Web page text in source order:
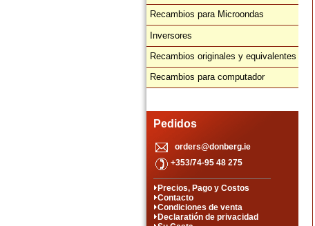
Recambios para Microondas
Inversores
Recambios originales y equivalentes
Recambios para computador
Pedidos
orders@donberg.ie
+353/74-95 48 275
Precios, Pago y Costos
Contacto
Condiciones de venta
Declaratión de privacidad